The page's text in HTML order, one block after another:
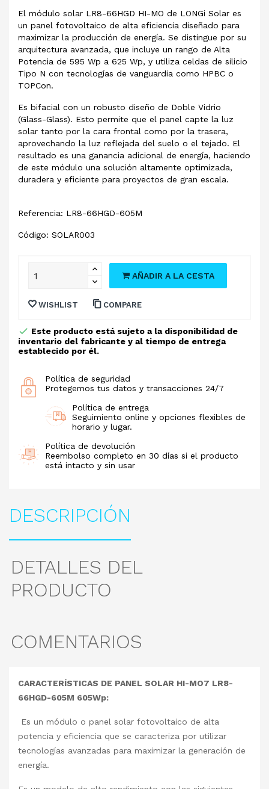
El módulo solar LR8-66HGD HI-MO de LONGi Solar es
un panel fotovoltaico de alta eficiencia diseñado para
maximizar la producción de energía. Se distingue por su
arquitectura avanzada, que incluye un rango de Alta
Potencia de 595 Wp a 625 Wp, y utiliza celdas de silicio
Tipo N con tecnologías de vanguardia como HPBC o
TOPCon.
Es bifacial con un robusto diseño de Doble Vidrio
(Glass-Glass). Esto permite que el panel capte la luz
solar tanto por la cara frontal como por la trasera,
aprovechando la luz reflejada del suelo o el tejado. El
resultado es una ganancia adicional de energía, haciendo
de este módulo una solución altamente optimizada,
duradera y eficiente para proyectos de gran escala.
Referencia: LR8-66HGD-605M
Código: SOLAR003
AÑADIR A LA CESTA
WISHLIST COMPARE
Este producto está sujeto a la disponibilidad de
inventario del fabricante y al tiempo de entrega
establecido por él.
Política de seguridad
Protegemos tus datos y transacciones 24/7
Política de entrega
Seguimiento online y opciones flexibles de
horario y lugar.
Política de devolución
Reembolso completo en 30 días si el producto
está intacto y sin usar
DESCRIPCIÓN
DETALLES DEL
PRODUCTO
COMENTARIOS
CARACTERÍSTICAS DE PANEL SOLAR HI-MO7 LR8-
66HGD-605M 605Wp:
Es un módulo o panel solar fotovoltaico de alta
potencia y eficiencia que se caracteriza por utilizar
tecnologías avanzadas para maximizar la generación de
energía.